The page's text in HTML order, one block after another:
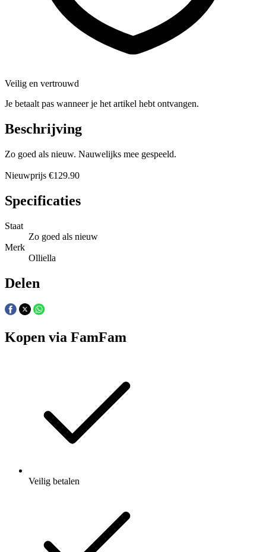
Veilig en vertrouwd
Je betaalt pas wanneer je het artikel hebt ontvangen.
Beschrijving
Zo goed als nieuw. Nauwelijks mee gespeeld.
Nieuwprijs €129.90
Specificaties
Staat
Zo goed als nieuw
Merk
Olliella
Delen
Kopen via FamFam
Veilig betalen